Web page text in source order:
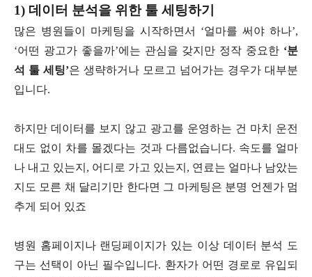
1) 데이터 분석을 위한 툴 세팅하기
많은 병원들이 마케팅을 시작하면서 ‘얼마를 써야 하나’,
‘어떤 광고가 좋을까’에는 관심을 갖지만 정작 중요한 ‘분
석 툴 세팅’은 생략하거나 모르고 넘어가는 경우가 대부분
입니다.
하지만 데이터를 보지 않고 광고를 운영하는 건 마치 운전
대도 없이 차를 몰겠다는 것과 다름없습니다. 속도를 얼마
나 내고 있는지, 어디로 가고 있는지, 연료는 얼마나 남았는
지도 모른 채 달리기만 한다면 그 마케팅은 분명 언젠가 멈
추게 되어 있죠
병원 홈페이지나 랜딩페이지가 있는 이상 데이터 분석 도
구는 선택이 아닌 필수입니다. 환자가 어떤 경로로 유입되